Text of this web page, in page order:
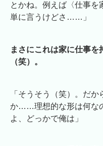
とかね。例えば〈仕事を
単に言うけどさ……」
まさにこれは家に仕事を
（笑）。
「そうそう（笑）。だ
か……理想的な形は何な
よ、どっかで俺は」